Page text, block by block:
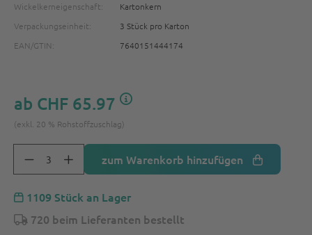
Wickelkerneigenschaft:
Kartonkern
Verpackungseinheit:
3 Stück pro Karton
EAN/GTIN:
7640151444174
ab CHF 65.97
(exkl. 20 % Rohstoffzuschlag)
zum Warenkorb hinzufügen
1109 Stück an Lager
720 beim Lieferanten bestellt